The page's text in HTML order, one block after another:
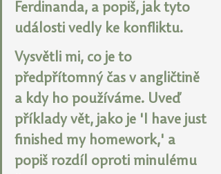
Ferdinanda, a popiš, jak tyto
události vedly ke konfliktu.
Vysvětli mi, co je to
předpřítomný čas v angličtině
a kdy ho používáme. Uveď
příklady vět, jako je 'I have just
finished my homework,' a
popiš rozdíl oproti minulému